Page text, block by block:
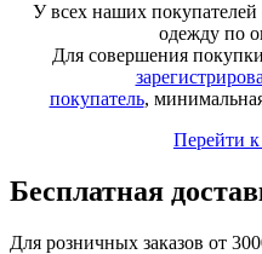
У всех наших покупателей
одежду по
Для совершения
покупатель,
Перейти к
Бесплатная
Для розничных заказов от